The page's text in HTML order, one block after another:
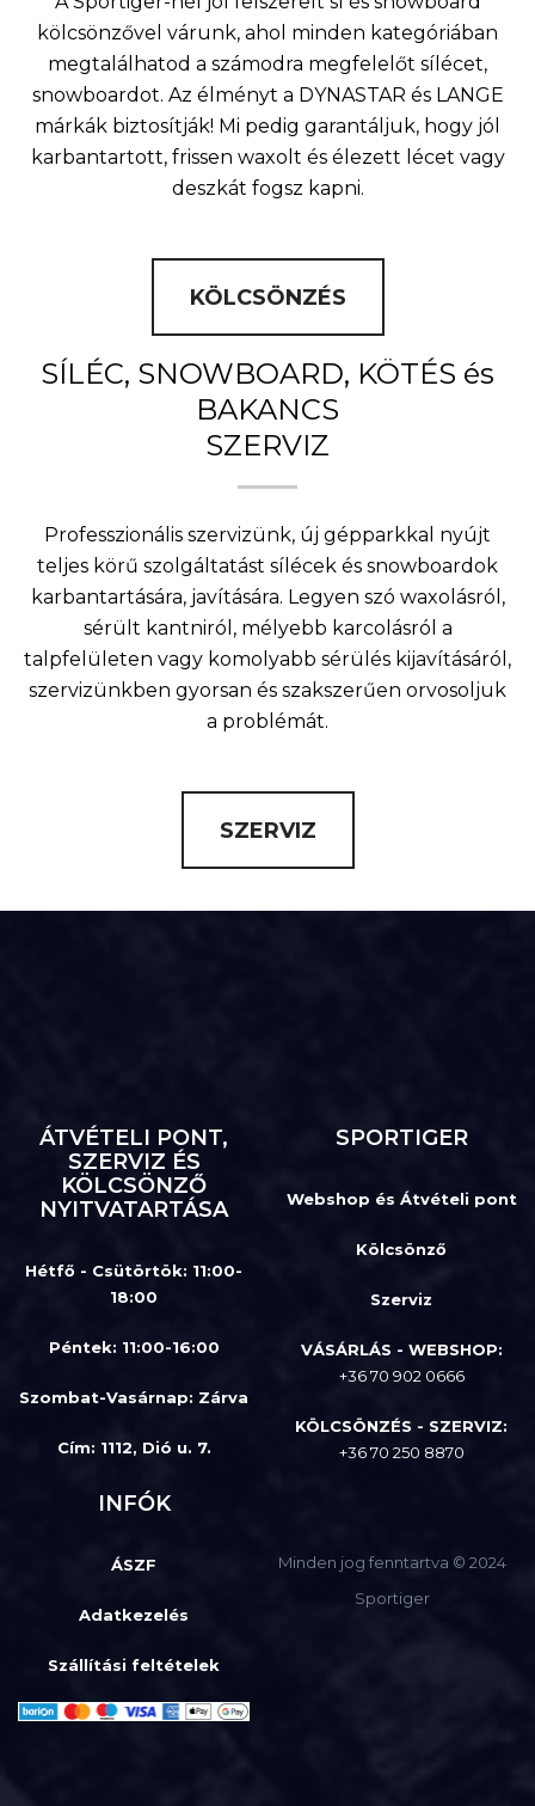
kölcsönzővel várunk, ahol minden kategóriában
megtalálhatod a számodra megfelelőt sílécet,
snowboardot. Az élményt a DYNASTAR és LANGE
márkák biztosítják! Mi pedig garantáljuk, hogy jól
karbantartott, frissen waxolt és élezett lécet vagy
deszkát fogsz kapni.
KÖLCSÖNZÉS
SÍLÉC, SNOWBOARD, KÖTÉS és
BAKANCS
SZERVIZ
Professzionális szervizünk, új gépparkkal nyújt
teljes körű szolgáltatást sílécek és snowboardok
karbantartására, javítására. Legyen szó waxolásról,
sérült kantniról, mélyebb karcolásról a
talpfelületen vagy komolyabb sérülés kijavításáról,
szervizünkben gyorsan és szakszerűen orvosoljuk
a problémát.
SZERVIZ
ÁTVÉTELI PONT,
SZERVIZ ÉS
KÖLCSÖNZŐ
NYITVATARTÁSA
Hétfő - Csütörtök: 11:00-
18:00
Péntek: 11:00-16:00
Szombat-Vasárnap: Zárva
Cím: 1112, Dió u. 7.
SPORTIGER
Webshop és Átvételi pont
Kölcsönző
Szerviz
VÁSÁRLÁS - WEBSHOP:
+36 70 902 0666
KÖLCSÖNZÉS - SZERVIZ:
+36 70 250 8870
INFÓK
ÁSZF
Adatkezelés
Szállítási feltételek
Minden jog fenntartva © 2024
Sportiger